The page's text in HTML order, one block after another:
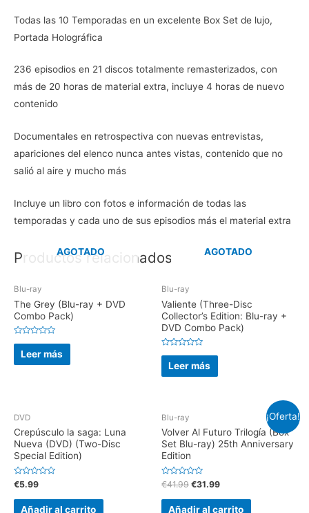
Todas las 10 Temporadas en un excelente Box Set de lujo,
Portada Holográfica
236 episodios en 21 discos totalmente remasterizados, con
más de 20 horas de material extra, incluye 4 horas de nuevo
contenido
Documentales en retrospectiva con nuevas entrevistas,
apariciones del elenco nunca antes vistas, contenido que no
salió al aire y mucho más
Incluye un libro con fotos e información de todas las
temporadas y cada uno de sus episodios más el material extra
Productos relacionados
AGOTADO
Blu-ray
The Grey (Blu-ray + DVD
Combo Pack)
V
o
0
e
5
Leer más
AGOTADO
Blu-ray
Valiente (Three-Disc
Collector’s Edition: Blu-ray +
DVD Combo Pack)
V
o
e
n
0
d
e
5
Leer más
DVD
Crepúsculo la saga: Luna
Nueva (DVD) (Two-Disc
Special Edition)
V
a
l
€5.99
Añadir al carrito
¡Oferta!
Blu-ray
Volver Al Futuro Trilogía (Box
Set Blu-ray) 25th Anniversary
Edition
V
a
l
€41.99 €31.99
Añadir al carrito